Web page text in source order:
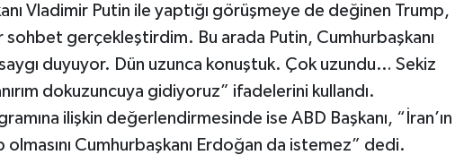
Vladimir Putin ile yaptığı görüşmeye de değinen Trump,
sohbet gerçekleştirdim. Bu arada Putin, Cumhurbaşkanı
duyuyor. Dün uzunca konuştuk. Çok uzundu… Sekiz
dokuzuncuya gidiyoruz” ifadelerini kullandı.
ilişkin değerlendirmesinde ise ABD Başkanı, “İran’ın
olmasını Cumhurbaşkanı Erdoğan da istemez” dedi.